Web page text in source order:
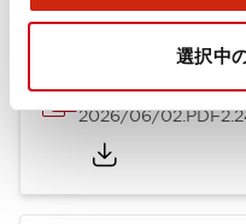
選択中
A6シリーズ φ16小形
2026/06/02.PDF